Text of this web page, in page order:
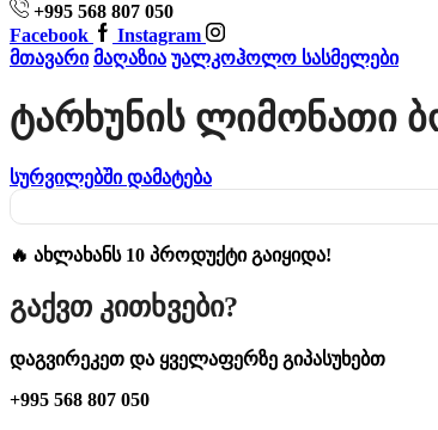
+995 568 807 050
Facebook
Instagram
მთავარი მაღაზია უალკოჰოლო სასმელები
Ტარხუნის Ლიმონათი
სურვილებში დამატება
🔥 ახლახანს 10 პროდუქტი გაიყიდა!
Გაქვთ Კითხვები?
დაგვირეკეთ და ყველაფერზე გიპასუხებთ
+995 568 807 050